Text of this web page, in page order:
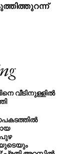
വീടിനുള്ളിൽ